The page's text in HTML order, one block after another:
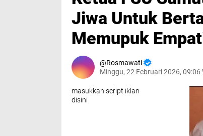
Jiwa Untuk
Memupuk
Rosmawati
Minggu, 22 Februari 2026, 09:06
masukkan script iklan
disini